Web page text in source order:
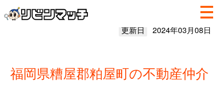
更新日 2024年03月08日
福岡県糟屋郡粕屋町の不動産仲介